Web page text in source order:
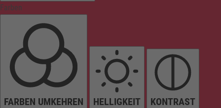
Farben
FARBEN UMKEHREN HELLIGKEIT KONTRAST